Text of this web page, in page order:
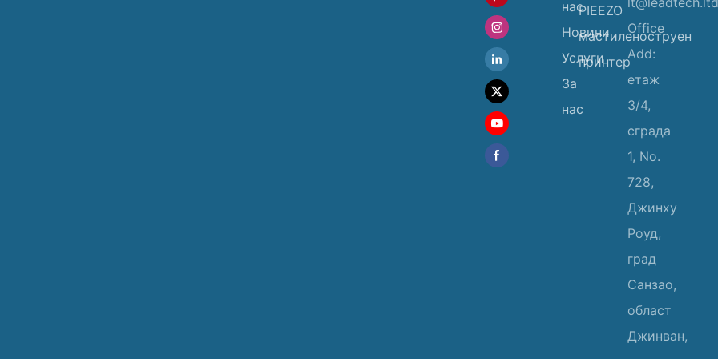
нас
Новини
Услуги
За
нас
PIEEZO
мастиленоструен
принтер
Office
Add:
етаж
3/4,
сграда
1, No.
728,
Джинху
Роуд,
град
Санзао,
област
Джинван,